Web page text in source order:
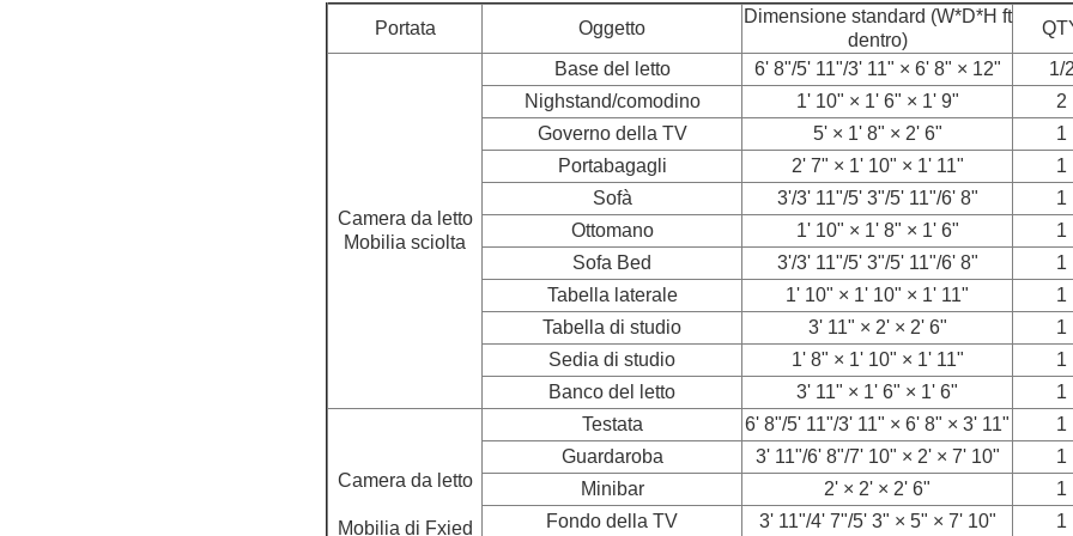
Portata Oggetto
Dimensione standard (W*D*H ft
dentro)
Camera da letto
Mobilia sciolta
Base del letto 6' 8"/5' 11"/3' 11" × 6' 8" × 12"
1/
Nighstand/comodino
1' 10" × 1' 6" × 1' 9"
2
Governo della TV
5' × 1' 8" × 2' 6"
1
Portabagagli
2' 7" × 1' 10" × 1' 11"
1
Sofà
3'/3' 11"/5' 3"/5' 11"/6' 8"
1
Ottomano
1' 10" × 1' 8" × 1' 6"
1
Sofa Bed
3'/3' 11"/5' 3"/5' 11"/6' 8"
1
Tabella laterale
1' 10" × 1' 10" × 1' 11"
1
Tabella di studio
3' 11" × 2' × 2' 6"
1
Sedia di studio
1' 8" × 1' 10" × 1' 11"
1
Banco del letto
3' 11" × 1' 6" × 1' 6" 1
Camera da letto
Mobilia di Fxied
Testata 6' 8"/5' 11"/3' 11" × 6' 8" × 3' 11"
1
Guardaroba
3' 11"/6' 8"/7' 10" × 2' × 7' 10"
1
Minibar
2' × 2' × 2' 6"
1
Fondo della TV
3' 11"/4' 7"/5' 3" × 5" × 7' 10" 1